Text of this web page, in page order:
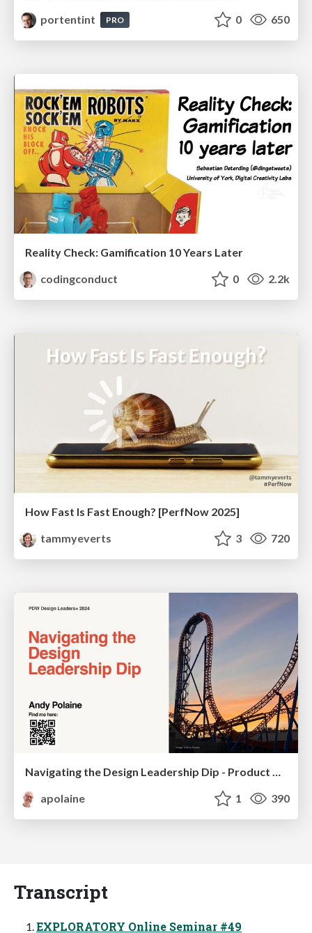
portentint
PRO 0 650
Reality Check: Gamification 10 Years Later
codingconduct
0 2.2k
How Fast Is Fast Enough? [PerfNow 2025]
tammyeverts
3 720
apolaine
1 390
Transcript
EXPLORATORY Online Seminar #49